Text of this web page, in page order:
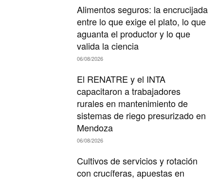
Alimentos seguros: la encrucijada
entre lo que exige el plato, lo que
aguanta el productor y lo que
valida la ciencia
06/08/2026
El RENATRE y el INTA
capacitaron a trabajadores
rurales en mantenimiento de
sistemas de riego presurizado en
Mendoza
06/08/2026
Cultivos de servicios y rotación
con crucíferas, apuestas en